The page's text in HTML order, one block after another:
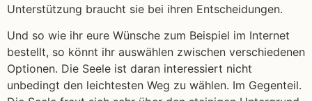
Unterstützung braucht sie bei ihren Entscheidungen.
Und so wie ihr eure Wünsche zum Beispiel im Internet
bestellt, so könnt ihr auswählen zwischen verschiedenen
Optionen. Die Seele ist daran interessiert nicht
unbedingt den leichtesten Weg zu wählen. Im Gegenteil.